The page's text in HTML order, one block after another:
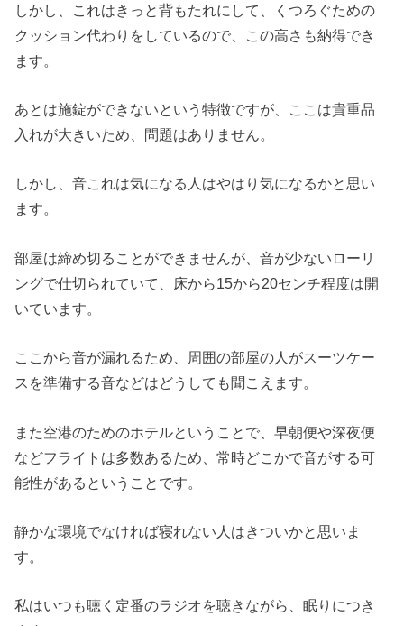
しかし、これはきっと背もたれにして、くつろぐための
クッション代わりをしているので、この高さも納得でき
ます。
あとは施錠ができないという特徴ですが、ここは貴重品
入れが大きいため、問題はありません。
しかし、音これは気になる人はやはり気になるかと思い
ます。
部屋は締め切ることができませんが、音が少ないローリ
ングで仕切られていて、床から15から20センチ程度は開
いています。
ここから音が漏れるため、周囲の部屋の人がスーツケー
スを準備する音などはどうしても聞こえます。
また空港のためのホテルということで、早朝便や深夜便
などフライトは多数あるため、常時どこかで音がする可
能性があるということです。
静かな環境でなければ寝れない人はきついかと思いま
す。
私はいつも聴く定番のラジオを聴きながら、眠りにつき